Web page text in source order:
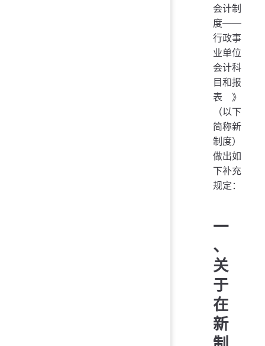
会计制
度——
行政事
业单位
会计科
目和报
表》
（以下
简称新
制度）
做出如
下补充
规定：
一
、
关
于
在
新